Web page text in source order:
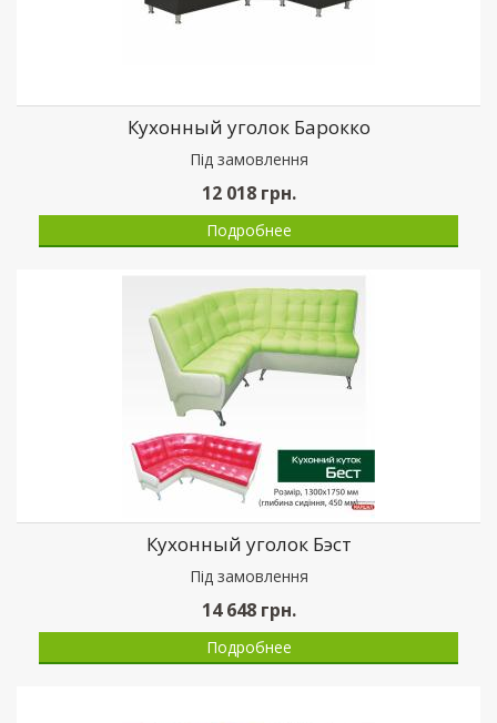
Кухонный уголок Барокко
Пiд замовлення
12 018грн.
Подробнее
Кухонный уголок Бэст
Пiд замовлення
14 648грн.
Подробнее